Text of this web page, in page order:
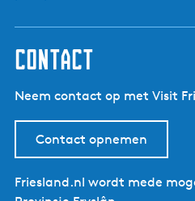
contact
Neem contact op met Visit
Contact opnemen
Friesland.nl wordt mede